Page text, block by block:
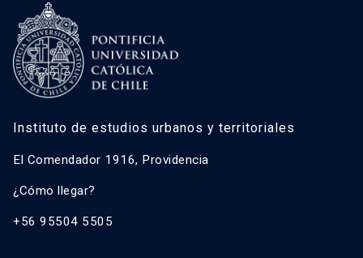
Instituto de estudios urbanos y territoriales
El Comendador 1916, Providencia
¿Cómo llegar?
+56 95504 5505